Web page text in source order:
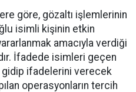
göre, gözaltı işlemlerinin
isimli kişinin etkin
amacıyla verdiği
İfadede isimleri geçen
gidip ifadelerini verecek
operasyonların tercih